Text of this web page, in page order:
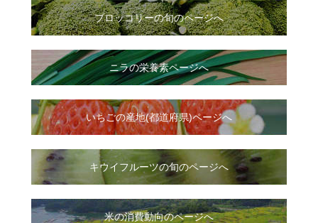
ブロッコリーの旬のページへ
ニラの栄養素ページへ
いちごの産地(都道府県)ページへ
キウイフルーツの旬のページへ
米の消費動向のページへ